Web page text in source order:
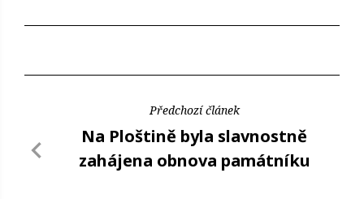
Předchozí článek
Na Ploštině byla slavnostně
zahájena obnova památníku